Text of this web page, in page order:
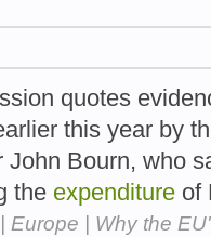
quotes
this year by
John Bourn, who
the expenditure of
Europe | Why the